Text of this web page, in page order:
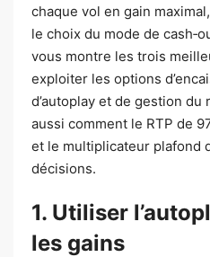
chaque vol en gain
le choix du mode de
vous montre les trois
exploiter les options
d’autoplay et de gestion
aussi comment le RTP de
et le multiplicateur plafond
décisions.
1. Utiliser
les gains